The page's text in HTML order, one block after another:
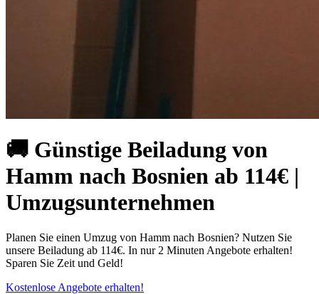
🚚 Günstige Beiladung von
Hamm nach Bosnien ab 114€ |
Umzugsunternehmen
Planen Sie einen Umzug von Hamm nach Bosnien? Nutzen Sie
unsere Beiladung ab 114€. In nur 2 Minuten Angebote erhalten!
Sparen Sie Zeit und Geld!
Kostenlose Angebote erhalten!